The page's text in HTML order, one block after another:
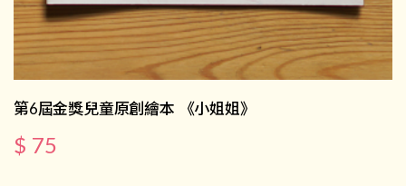
第6屆金獎兒童原創繪本 《小姐姐》
$ 75